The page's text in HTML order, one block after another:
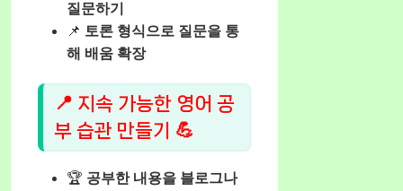
질문하기
📌 토론 형식으로 질문을 통
해 배움 확장
📍 지속 가능한 영어 공
부 습관 만들기 💪
🏆 공부한 내용을 블로그나